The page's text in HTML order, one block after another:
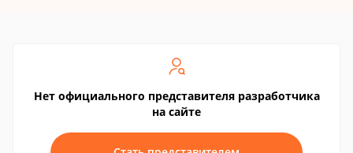
Нет официального представителя разработчика
на сайте